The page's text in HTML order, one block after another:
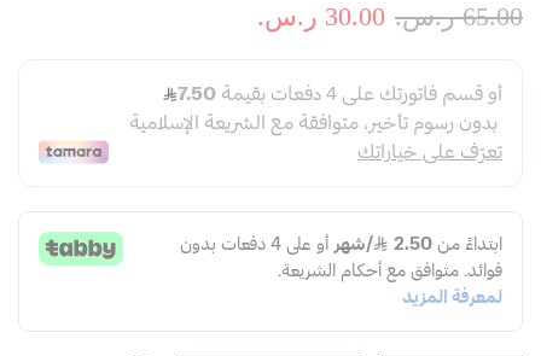
30.00 ر.س.‏ 65.00 ر.س.‏